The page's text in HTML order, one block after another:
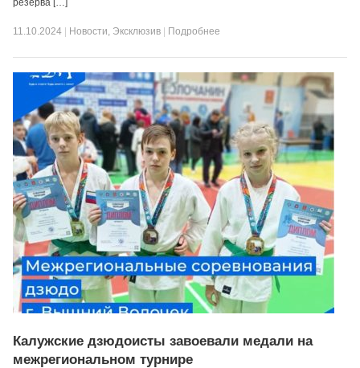
резерва […]
11.10.2024 Новости, Эксклюзив Подробнее
Калужские дзюдоисты завоевали медали на
межрегиональном турнире